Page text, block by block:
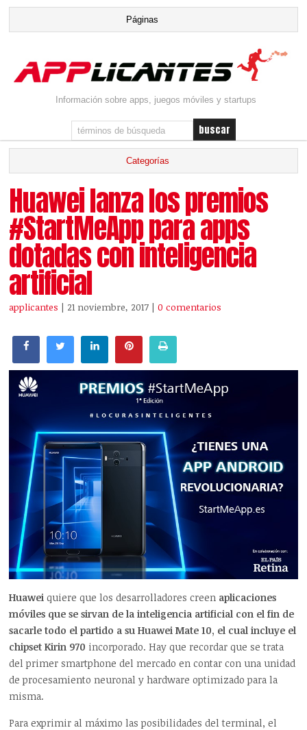
Información sobre apps, juegos móviles y startups
Huawei lanza los premios
#StartMeApp para apps
dotadas con inteligencia
artificial
applicantes | 21 noviembre, 2017 |0 comentarios
Huawei quiere que los desarrolladores creen aplicaciones
móviles que se sirvan de la inteligencia artificial con el fin de
sacarle todo el partido a su Huawei Mate 10, el cual incluye el
chipset Kirin 970 incorporado. Hay que recordar que se trata
del primer smartphone del mercado en contar con una unidad
de procesamiento neuronal y hardware optimizado para la
misma.
Para exprimir al máximo las posibilidades del terminal, el